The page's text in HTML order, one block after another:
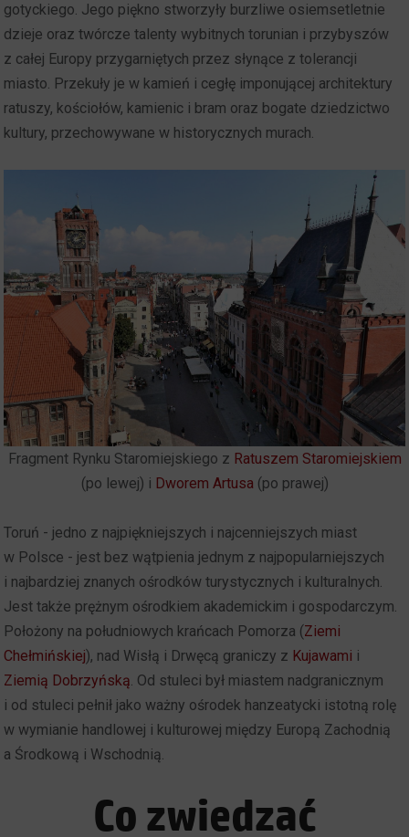
gotyckiego. Jego piękno stworzyły burzliwe osiemsetletnie
dzieje oraz twórcze talenty wybitnych torunian i przybyszów
z całej Europy przygarniętych przez słynące z tolerancji
miasto. Przekuły je w kamień i cegłę imponującej architektury
ratuszy, kościołów, kamienic i bram oraz bogate dziedzictwo
kultury, przechowywane w historycznych murach.
Fragment Rynku Staromiejskiego z Ratuszem Staromiejskiem
(po lewej) i Dworem Artusa (po prawej)
Toruń - jedno z najpiękniejszych i najcenniejszych miast
w Polsce - jest bez wątpienia jednym z najpopularniejszych
i najbardziej znanych ośrodków turystycznych i kulturalnych.
Jest także prężnym ośrodkiem akademickim i gospodarczym.
Położony na południowych krańcach Pomorza (Ziemi
Chełmińskiej), nad Wisłą i Drwęcą graniczy z Kujawami i
Ziemią Dobrzyńską. Od stuleci był miastem nadgranicznym
i od stuleci pełnił jako ważny ośrodek hanzeatycki istotną rolę
w wymianie handlowej i kulturowej między Europą Zachodnią
a Środkową i Wschodnią.
Co zwiedzać